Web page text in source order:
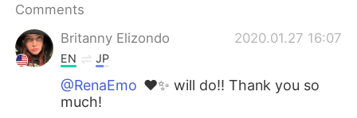
Comments
Britanny Elizondo
2020.01.27 16:07
EN JP
@RenaEmo ❤️✨ will do!! Thank you so
much!